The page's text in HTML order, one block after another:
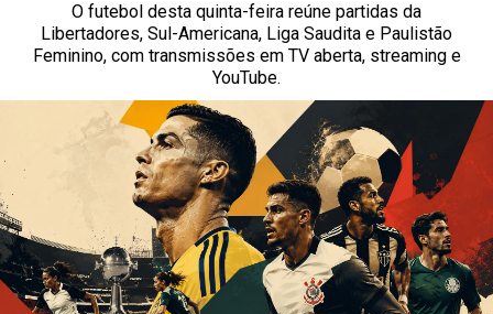
O futebol desta quinta-feira reúne partidas da
Libertadores, Sul-Americana, Liga Saudita e Paulistão
Feminino, com transmissões em TV aberta, streaming e
YouTube.